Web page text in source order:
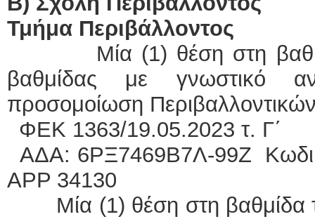
Τμήμα Περιβάλλοντος
Μία (1) θέση στη
βαθμίδας με γνωστικό
προσομοίωση
1363/19.05.2023 τ. Γ΄
6ΡΞ7469Β7Λ-99Ζ
APP 34130
Μία (1) θέση στη βαθμίδα